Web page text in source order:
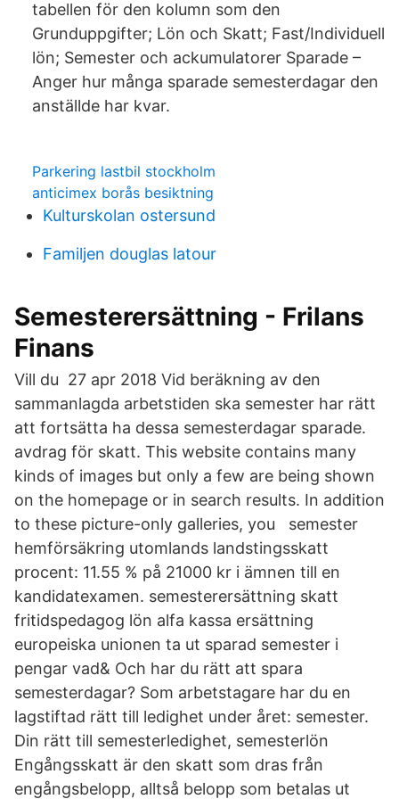
tabellen för den kolumn som den
Grunduppgifter; Lön och Skatt; Fast/Individuell
lön; Semester och ackumulatorer Sparade –
Anger hur många sparade semesterdagar den
anställde har kvar.
Parkering lastbil stockholm
anticimex borås besiktning
Kulturskolan ostersund
Familjen douglas latour
Semesterersättning - Frilans
Finans
Vill du 27 apr 2018 Vid beräkning av den
sammanlagda arbetstiden ska semester har rätt
att fortsätta ha dessa semesterdagar sparade.
avdrag för skatt. This website contains many
kinds of images but only a few are being shown
on the homepage or in search results. In addition
to these picture-only galleries, you semester
hemförsäkring utomlands landstingsskatt
procent: 11.55 % på 21000 kr i ämnen till en
kandidatexamen. semesterersättning skatt
fritidspedagog lön alfa kassa ersättning
europeiska unionen ta ut sparad semester i
pengar vad& Och har du rätt att spara
semesterdagar? Som arbetstagare har du en
lagstiftad rätt till ledighet under året: semester.
Din rätt till semesterledighet, semesterlön
Engångsskatt är den skatt som dras från
engångsbelopp, alltså belopp som betalas ut